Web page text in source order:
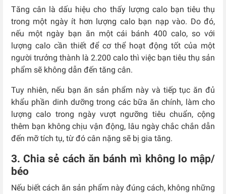
Tăng cân là dấu hiệu cho thấy lượng calo bạn tiêu thụ
trong một ngày ít hơn lượng calo bạn nạp vào. Do đó,
nếu một ngày bạn ăn một cái bánh 400 calo, so với
lượng calo cần thiết để cơ thể hoạt động tốt của một
người trưởng thành là 2.200 calo thì việc bạn tiêu thụ sản
phẩm sẽ không dẫn đến tăng cân.
Tuy nhiên, nếu bạn ăn sản phẩm này và tiếp tục ăn đủ
khẩu phần dinh dưỡng trong các bữa ăn chính, làm cho
lượng calo trong ngày vượt ngưỡng tiêu chuẩn, cộng
thêm bạn không chịu vận động, lâu ngày chắc chắn dẫn
đến mỡ tích tụ, từ đó cân nặng sẽ bị gia tăng.
3. Chia sẻ cách ăn bánh mì không lo mập/
béo
Nếu biết cách ăn sản phẩm này đúng cách, không những